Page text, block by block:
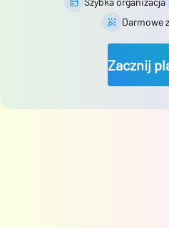
Darmowe
Zacznij